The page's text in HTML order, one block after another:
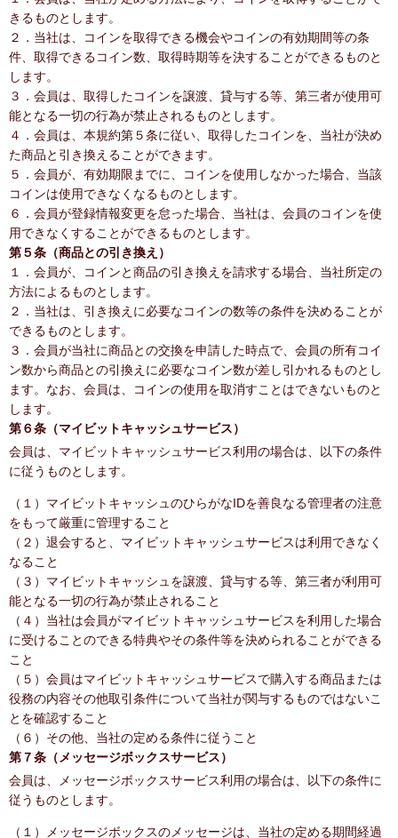
きるものとします。
２．当社は、コインを取得できる機会やコインの有効期間等の条
件、取得できるコイン数、取得時期等を決することができるものと
します。
３．会員は、取得したコインを譲渡、貸与する等、第三者が使用可
能となる一切の行為が禁止されるものとします。
４．会員は、本規約第５条に従い、取得したコインを、当社が決め
た商品と引き換えることができます。
５．会員が、有効期限までに、コインを使用しなかった場合、当該
コインは使用できなくなるものとします。
６．会員が登録情報変更を怠った場合、当社は、会員のコインを使
用できなくすることができるものとします。
第５条（商品との引き換え）
１．会員が、コインと商品の引き換えを請求する場合、当社所定の
方法によるものとします。
２．当社は、引き換えに必要なコインの数等の条件を決めることが
できるものとします。
３．会員が当社に商品との交換を申請した時点で、会員の所有コイ
ン数から商品との引換えに必要なコイン数が差し引かれるものとし
ます。なお、会員は、コインの使用を取消すことはできないものと
します。
第６条（マイビットキャッシュサービス）
会員は、マイビットキャッシュサービス利用の場合は、以下の条件
に従うものとします。
（１）マイビットキャッシュのひらがなIDを善良なる管理者の注意
をもって厳重に管理すること
（２）退会すると、マイビットキャッシュサービスは利用できなく
なること
（３）マイビットキャッシュを譲渡、貸与する等、第三者が利用可
能となる一切の行為が禁止されること
（４）当社は会員がマイビットキャッシュサービスを利用した場合
に受けることのできる特典やその条件等を決められることができる
こと
（５）会員はマイビットキャッシュサービスで購入する商品または
役務の内容その他取引条件について当社が関与するものではないこ
とを確認すること
（６）その他、当社の定める条件に従うこと
第７条（メッセージボックスサービス）
会員は、メッセージボックスサービス利用の場合は、以下の条件に
従うものとします。
（１）メッセージボックスのメッセージは、当社の定める期間経過